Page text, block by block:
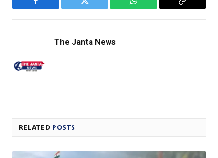
Facebook Twitter WhatsApp
Copy
The Janta News
RELATED POSTS